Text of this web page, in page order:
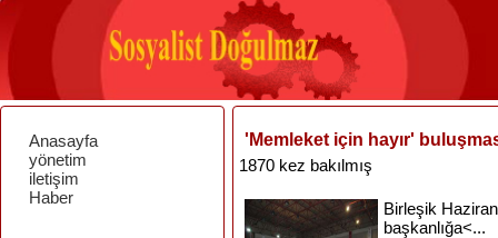
Anasayfa
yönetim
iletişim
Haber
'Memleket için hayır'
1870 kez bakılmış
Birleşik Haziran
başkanlığa<...